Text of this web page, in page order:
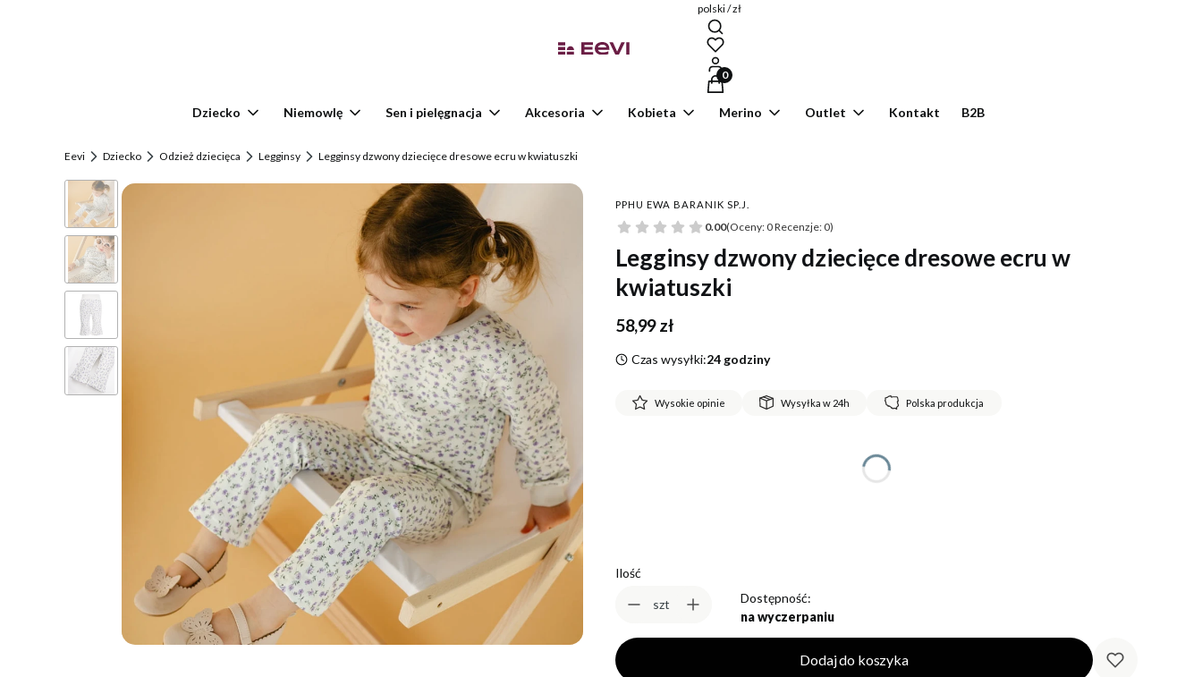
polski / zł
Produkty w koszyku: 0. Zobacz szczegóły
Dziecko Niemowlę Sen i pielęgnacja Akcesoria Kobieta Merino Outlet Kontakt B2B
Eevi Dziecko Odzież dziecięca Legginsy Legginsy dzwony dziecięce dresowe ecru w kwiatuszki
PPHU EWA BARANIK SP.J.
0.00(Oceny: 0 Recenzje: 0)
Legginsy dzwony dziecięce dresowe ecru w
kwiatuszki
Cena
58,99 zł
Czas wysyłki:24 godziny
Wysokie opinie Wysyłka w 24h Polska produkcja
Ilość
szt
Dostępność:
na wyczerpaniu
Dodaj do koszyka